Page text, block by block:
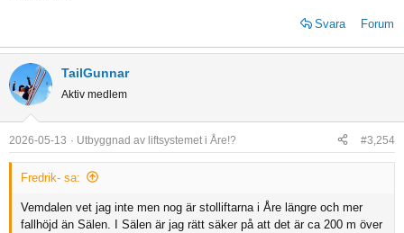
Svara Forum
TailGunnar
Aktiv medlem
2026-05-13 Utbyggnad av liftsystemet i Åre!? #3,254
Fredrik- sa:
Vemdalen vet jag inte men nog är stolliftarna i Åre längre och mer
fallhöjd än Sälen. I Sälen är jag rätt säker på att det är ca 200 m över